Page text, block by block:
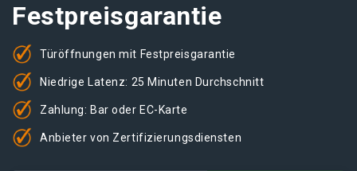
Festpreisgarantie
Türöffnungen mit Festpreisgarantie
Niedrige Latenz: 25 Minuten Durchschnitt
Zahlung: Bar oder EC-Karte
Anbieter von Zertifizierungsdiensten